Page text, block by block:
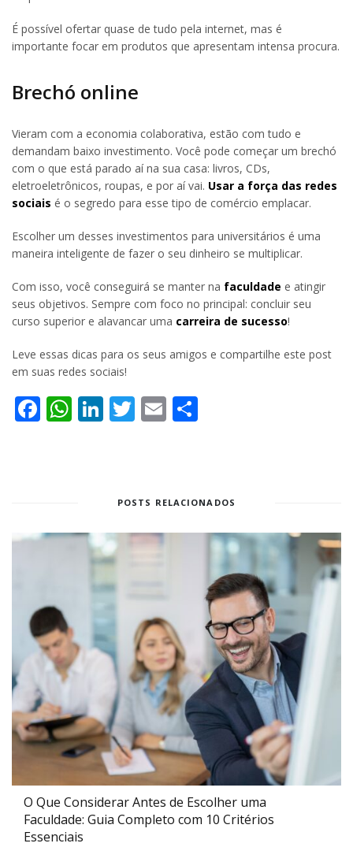
É possível ofertar quase de tudo pela internet, mas é
importante focar em produtos que apresentam intensa procura.
Brechó online
Vieram com a economia colaborativa, estão com tudo e
demandam baixo investimento. Você pode começar um brechó
com o que está parado aí na sua casa: livros, CDs,
eletroeletrônicos, roupas, e por aí vai. Usar a força das redes
sociais é o segredo para esse tipo de comércio emplacar.
Escolher um desses investimentos para universitários é uma
maneira inteligente de fazer o seu dinheiro se multiplicar.
Com isso, você conseguirá se manter na faculdade e atingir
seus objetivos. Sempre com foco no principal: concluir seu
curso superior e alavancar uma carreira de sucesso!
Leve essas dicas para os seus amigos e compartilhe este post
em suas redes sociais!
Facebook
WhatsApp
LinkedIn
Twitter
Email
POSTS RELACIONADOS
O Que Considerar Antes de Escolher uma
Faculdade: Guia Completo com 10 Critérios
Essenciais